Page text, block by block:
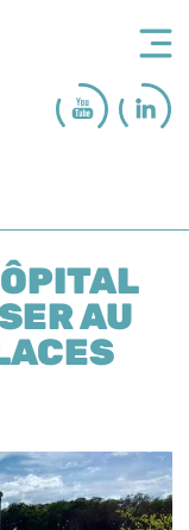
AU